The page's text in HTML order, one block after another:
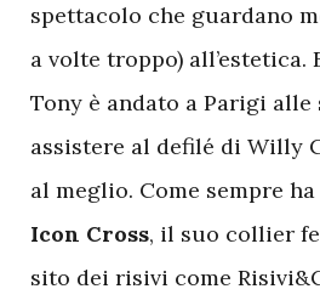
spettacolo che guardano
a volte troppo) all’estetica.
Tony è andato a Parigi
assistere al defilé di Willy
al meglio. Come sempre
Icon Cross, il suo collier
sito dei risivi come